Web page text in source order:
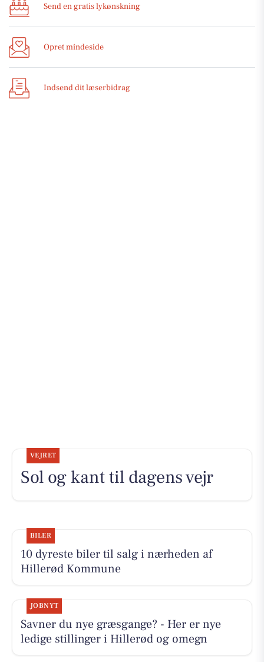
Send en gratis lykønskning
Opret mindeside
Indsend dit læserbidrag
VEJRET
Sol og kant til dagens vejr
BILER
10 dyreste biler til salg i nærheden af
Hillerød Kommune
JOBNYT
Savner du nye græsgange? - Her er nye
ledige stillinger i Hillerød og omegn